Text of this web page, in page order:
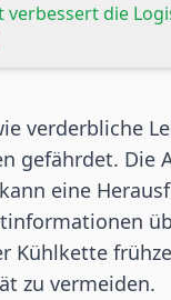
verbessert die
verderbliche
gefährdet. Die
eine
Kühlkette
zu vermeiden.